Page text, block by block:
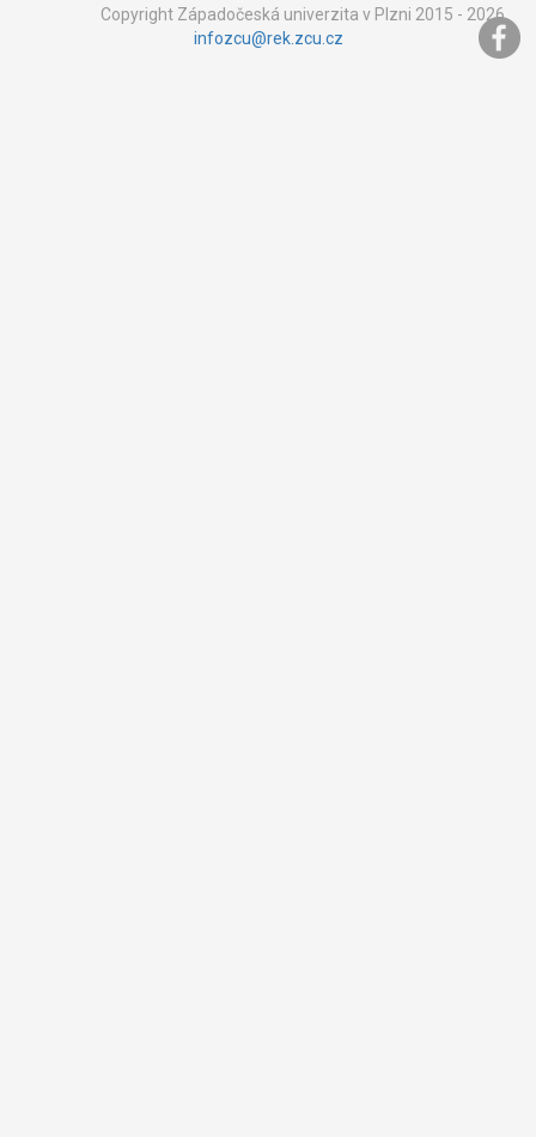
Copyright Západočeská univerzita v Plzni 2015 - 2026,
infozcu@rek.zcu.cz